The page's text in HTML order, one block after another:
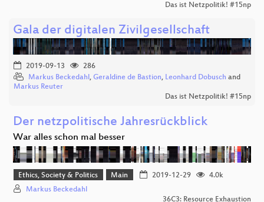
Das ist Netzpolitik! #15np
Gala der digitalen Zivilgesellschaft
2019-09-13
286
Markus Beckedahl, Geraldine de Bastion, Leonhard Dobusch and
Markus Reuter
Das ist Netzpolitik! #15np
Der netzpolitische Jahresrückblick
War alles schon mal besser
Ethics, Society & Politics Main 2019-12-29
4.0k
Markus Beckedahl
36C3: Resource Exhaustion